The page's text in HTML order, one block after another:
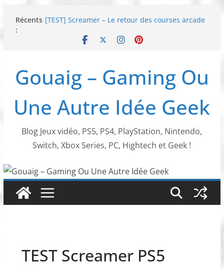
Récents
:
[TEST] Screamer – Le retour des courses arcade
SWITCH 2 : Nouveaux accessoires Turtle Beach X
SNK NEOGEO AES+ : un succès dingue !
NEOGEO AES+ : La légende de l’arcade est de
Gouaig – Gaming Ou
Une Autre Idée Geek
Blog Jeux vidéo, PS5, PS4, PlayStation, Nintendo,
Switch, Xbox Series, PC, Hightech et Geek !
TEST Screamer PS5